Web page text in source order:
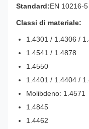
Standard:EN 10216-5
Classi di materiale:
1.4301 / 1.4306 /
1.4541 / 1.4878
1.4550
1.4401 / 1.4404 /
Molibdeno: 1.4571
1.4845
1.4462